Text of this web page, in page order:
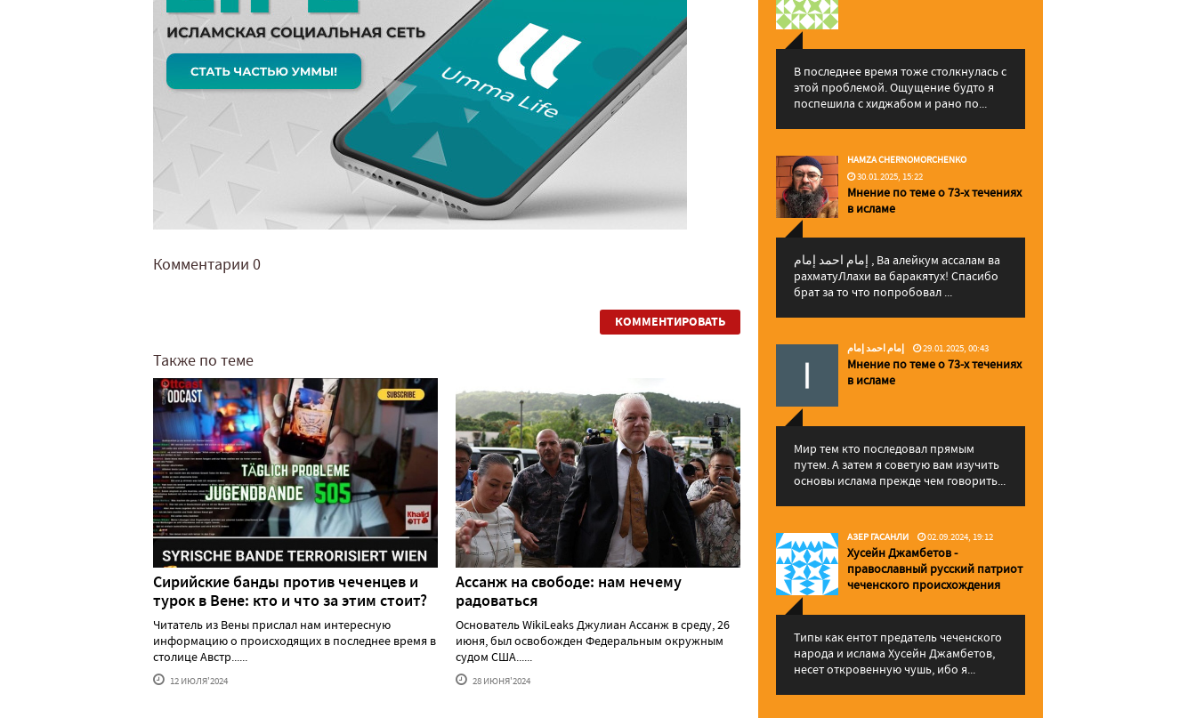
Комментарии 0
КОММЕНТИРОВАТЬ
Также по теме
Сирийские банды против чеченцев и
турок в Вене: кто и что за этим стоит?
Читатель из Вены прислал нам интересную
информацию о происходящих в последнее время в
столице Австр......
12 ИЮЛЯ'2024
Ассанж на свободе: нам нечему
радоваться
Основатель WikiLeaks Джулиан Ассанж в среду, 26
июня, был освобожден Федеральным окружным
судом США......
28 ИЮНЯ'2024
В последнее время тоже столкнулась с
этой проблемой. Ощущение будто я
поспешила с хиджабом и рано по...
HAMZA CHERNOMORCHENKO
30.01.2025, 15:22
Мнение по теме о 73-х течениях
в исламе
إمام احمد إمام , Ва алейкум ассалам ва
рахматуЛлахи ва баракятух! Спасибо
брат за то что попробовал ...
إمام احمد إمام 29.01.2025, 00:43
Мнение по теме о 73-х течениях
в исламе
Мир тем кто последовал прямым
путем. А затем я советую вам изучить
основы ислама прежде чем говорить...
АЗЕР ГАСАНЛИ 02.09.2024, 19:12
Хусейн Джамбетов -
православный русский патриот
чеченского происхождения
Типы как ентот предатель чеченского
народа и ислама Хусейн Джамбетов,
несет откровенную чушь, ибо я...